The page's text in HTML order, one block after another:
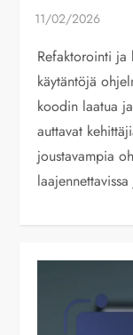
Refaktorointi ja
käytäntöjä
koodin laatua
auttavat
joustavampia